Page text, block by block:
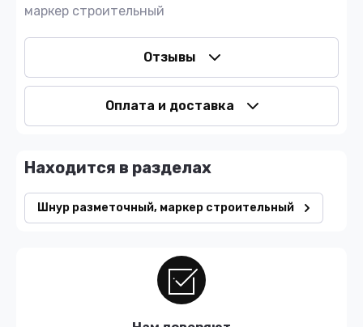
маркер строительный
Отзывы
Оплата и доставка
Находится в разделах
Шнур разметочный, маркер строительный